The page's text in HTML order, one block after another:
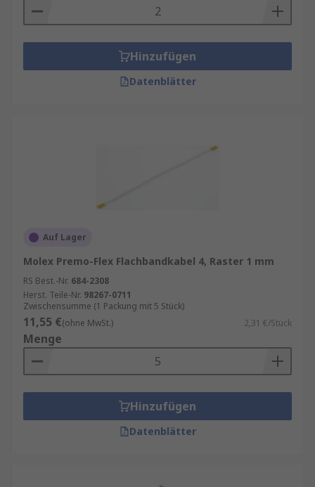
Hinzufügen
Datenblätter
Auf Lager
Molex Premo-Flex Flachbandkabel 4, Raster 1 mm
RS Best.-Nr. 684-2308
Herst. Teile-Nr. 98267-0711
Zwischensumme (1 Packung mit 5 Stück)
11,55 €(ohne MwSt.) 2,31 €/Stück
Menge
Hinzufügen
Datenblätter